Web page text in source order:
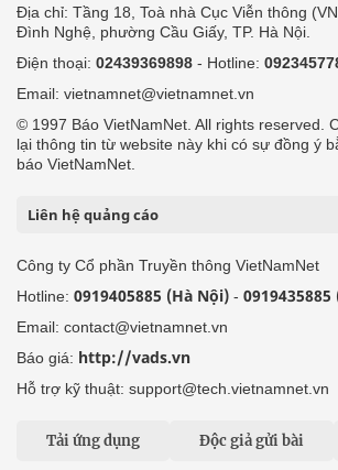
Địa chỉ: Tầng 18, Toà nhà Cục Viễn thông
Đình Nghệ, phường Cầu Giấy, TP. Hà Nội.
Điện thoại: 02439369898 - Hotline:
Email: vietnamnet@vietnamnet.vn
© 1997 Báo VietNamNet. All rights reserved.
lại thông tin từ website này khi có sự đồng ý
báo VietNamNet.
Liên hệ quảng cáo
Công ty Cổ phần Truyền thông VietNamNet
Hotline: 0919405885 (Hà Nội) - 0919435885
Email: contact@vietnamnet.vn
Báo giá: http://vads.vn
Hỗ trợ kỹ thuật: support@tech.vietnamnet.vn
Tải ứng dụng Độc giả gửi bài